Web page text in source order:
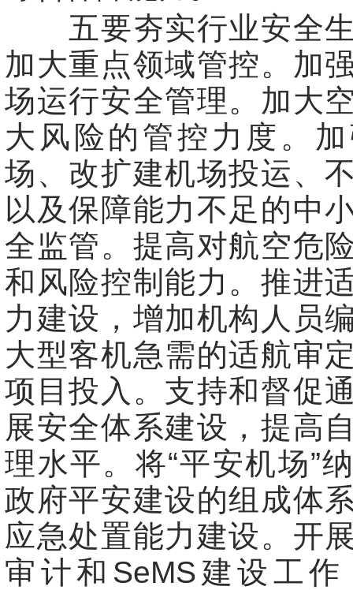
五要夯实行业安全生
加大重点领域管控。加
场运行安全管理。加大
大风险的管控力度。
场、改扩建机场投运、
以及保障能力不足的中
全监管。提高对航空危
和风险控制能力。推进
力建设，增加机构人员
大型客机急需的适航审
项目投入。支持和督促
展安全体系建设，提高
理水平。将“平安机场”
政府平安建设的组成体
应急处置能力建设。开
审计和SeMS建设工